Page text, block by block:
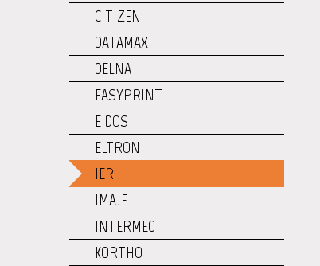
CITIZEN
DATAMAX
DELNA
EASYPRINT
EIDOS
ELTRON
IER
IMAJE
INTERMEC
KORTHO